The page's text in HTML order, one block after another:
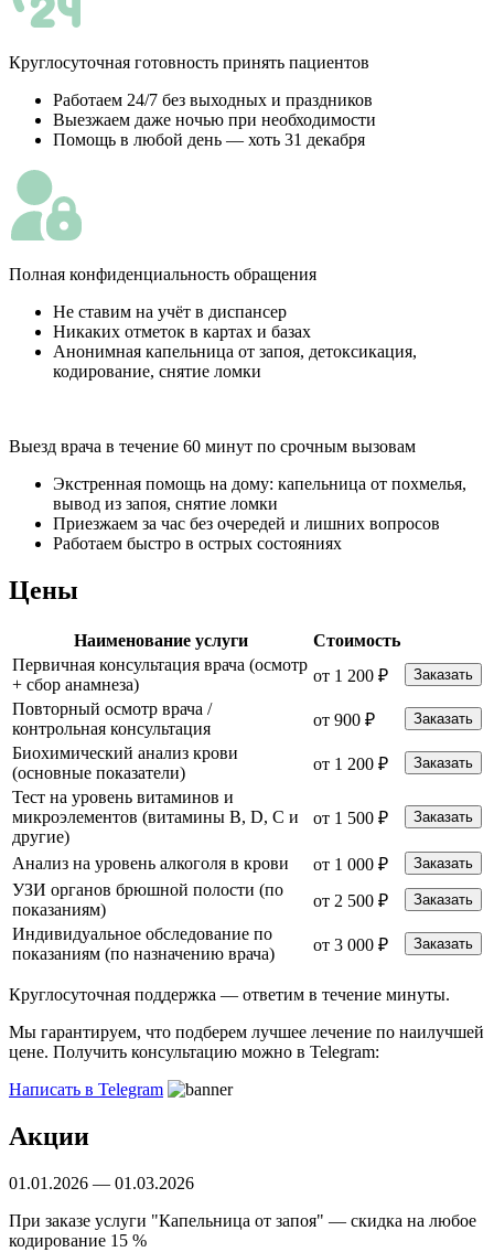
Круглосуточная готовность принять пациентов
Работаем 24/7 без выходных и праздников
Выезжаем даже ночью при необходимости
Помощь в любой день — хоть 31 декабря
Полная конфиденциальность обращения
Не ставим на учёт в диспансер
Никаких отметок в картах и базах
Анонимная капельница от запоя, детоксикация,
кодирование, снятие ломки
Выезд врача в течение 60 минут по срочным вызовам
Экстренная помощь на дому: капельница от похмелья,
вывод из запоя, снятие ломки
Приезжаем за час без очередей и лишних вопросов
Работаем быстро в острых состояниях
Цены
Наименование услуги
Стоимость
Первичная консультация врача (осмотр
+ сбор анамнеза)
от 1 200 ₽ Заказать
Повторный осмотр врача /
контрольная консультация
от 900 ₽ Заказать
Биохимический анализ крови
(основные показатели)
от 1 200 ₽ Заказать
Тест на уровень витаминов и
микроэлементов (витамины B, D, C и
другие)
от 1 500 ₽ Заказать
Анализ на уровень алкоголя в крови от 1 000 ₽ Заказать
УЗИ органов брюшной полости (по
показаниям)
от 2 500 ₽ Заказать
Индивидуальное обследование по
показаниям (по назначению врача)
от 3 000 ₽ Заказать
Круглосуточная поддержка — ответим в течение минуты.
Мы гарантируем, что подберем лучшее лечение по наилучшей
цене. Получить консультацию можно в Telegram:
Написать в Telegram
Акции
01.01.2026 — 01.03.2026
При заказе услуги "Капельница от запоя" — скидка на любое
кодирование 15 %